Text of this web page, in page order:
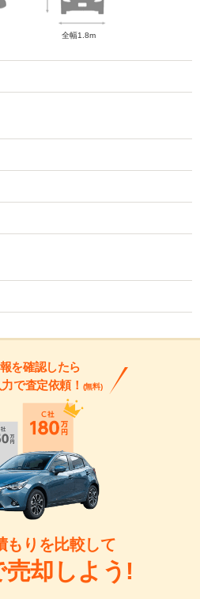
全幅1.8m
を確認したら
で査定依頼！ (無料)
もりを比較して
売却しよう!